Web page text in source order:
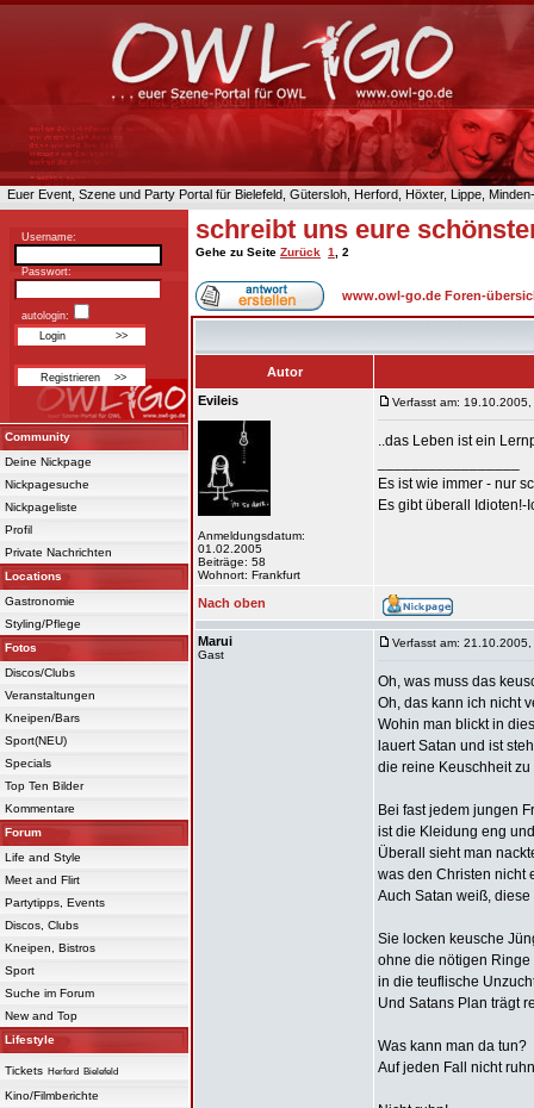
Euer Event, Szene und Party Portal für Bielefeld, Gütersloh, Herford, Höxter, Lippe,
Username:
Passwort:
autologin:
Community
Deine Nickpage
Nickpagesuche
Nickpageliste
Profil
Private Nachrichten
Locations
Gastronomie
Styling/Pflege
Fotos
Discos/Clubs
Veranstaltungen
Kneipen/Bars
Sport(NEU)
Specials
Top Ten Bilder
Kommentare
Forum
Life and Style
Meet and Flirt
Partytipps, Events
Discos, Clubs
Kneipen, Bistros
Sport
Suche im Forum
New and Top
Lifestyle
Tickets Herford Bielefeld
Kino/Filmberichte
schreibt uns eure
Gehe zu Seite Zurück 1 2
www.owl-go.de Foren-
Autor
Evileis
Anmeldungsdatum:
01.02.2005
Beiträge: 58
Wohnort: Frankfurt
Verfasst am:
..das Leben ist ein
Es ist wie immer - nur
Es gibt überall Idioten!-
Nach oben
Marui
Gast
Verfasst am:
Oh, was muss das
Oh, das kann ich nicht
Wohin man blickt in
lauert Satan und ist
die reine Keuschheit zu
Bei fast jedem jungen
ist die Kleidung eng
Überall sieht man
was den Christen nicht
Auch Satan weiß,
Sie locken keusche
ohne die nötigen Ringe
in die teuflische
Und Satans Plan trägt
Was kann man da tun?
Auf jeden Fall nicht